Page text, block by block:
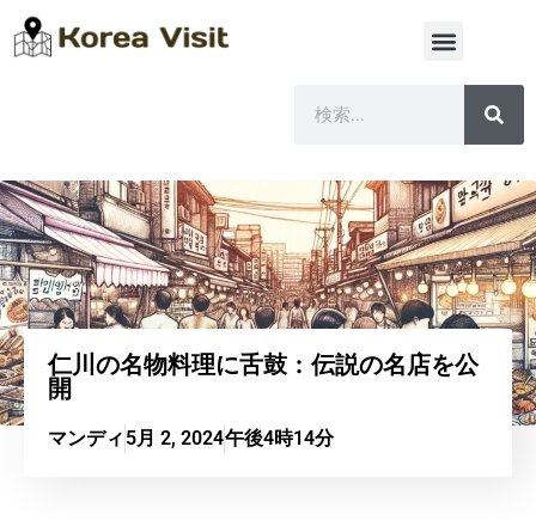
仁川の名物料理に舌鼓：伝説の名店を公
開
マンディ 5月 2, 2024午後4時14分